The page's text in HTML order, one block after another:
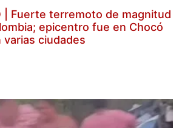
| Fuerte terremoto de magnitud
epicentro fue en Chocó
ciudades